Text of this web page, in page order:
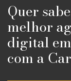
Quer
melhor
digital
com a